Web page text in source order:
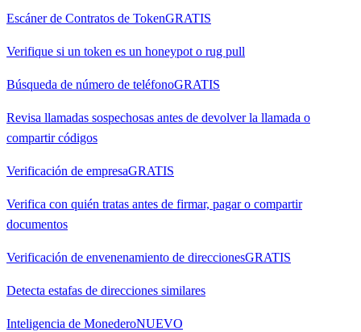
Escáner de Contratos de TokenGRATIS
Verifique si un token es un honeypot o rug pull
Búsqueda de número de teléfonoGRATIS
Revisa llamadas sospechosas antes de devolver la llamada o
compartir códigos
Verificación de empresaGRATIS
Verifica con quién tratas antes de firmar, pagar o compartir
documentos
Verificación de envenenamiento de direccionesGRATIS
Detecta estafas de direcciones similares
Inteligencia de MonederoNUEVO